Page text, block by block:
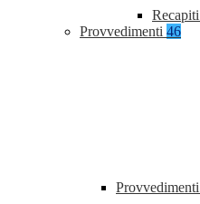
Provvedimenti 46